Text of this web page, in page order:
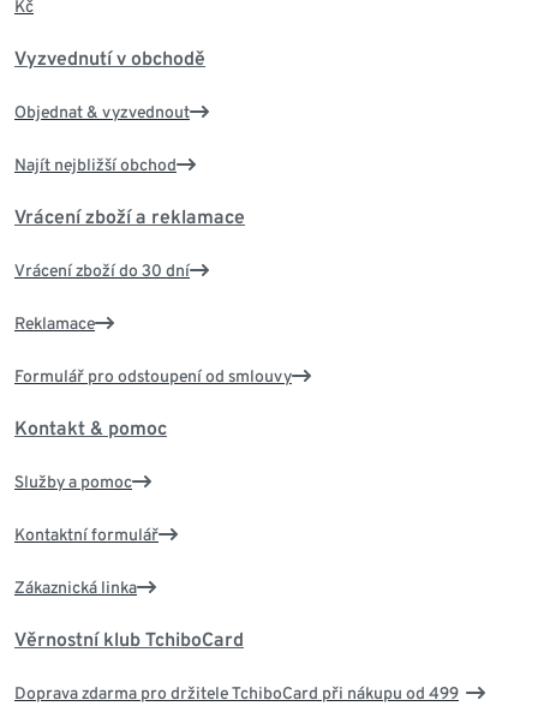
Kč
Vyzvednutí v obchodě
Objednat & vyzvednout
Najít nejbližší obchod
Vrácení zboží a reklamace
Vrácení zboží do 30 dní
Reklamace
Formulář pro odstoupení od smlouvy
Kontakt & pomoc
Služby a pomoc
Kontaktní formulář
Zákaznická linka
Věrnostní klub TchiboCard
Doprava zdarma pro držitele TchiboCard při nákupu od 499